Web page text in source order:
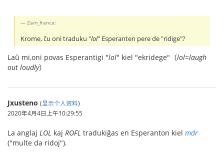
Zam_franca:
Krome, ĉu oni traduku "lol" Esperanten pere de "ridige"?
Laŭ mi,oni povas Esperantigi "lol" kiel "ekridege"（lol=laugh
out loudly）
Jxusteno (显示个人资料)
2020年4月4日上午10:29:55
La anglaj LOL kaj ROFL tradukiĝas en Esperanton kiel mdr
("multe da ridoj").